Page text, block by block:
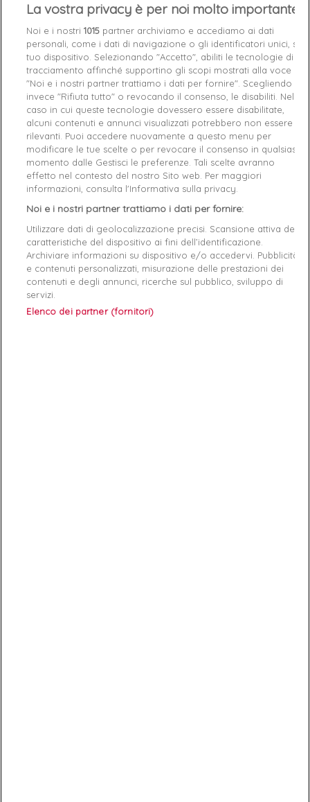
Garanties sécurité (à modifier dans le module
"Réassurance")
Politique de livraison (à modifier dans le module
"Réassurance")
Politique retours (à modifier dans le module
"Réassurance")
Caractéristiques produit
Product Details GPSR
Reference 369223-01 38
Data sheet
Couleur Blanc
La vostra privacy è per noi molto importante
Noi e i nostri1015 partner archiviamo e accediamo ai dati
personali, come i dati di navigazione o gli identificatori unici, sul
tuo dispositivo. Selezionando "Accetto", abiliti le tecnologie di
tracciamento affinché supportino gli scopi mostrati alla voce
"Noi e i nostri partner trattiamo i dati per fornire". Scegliendo
invece "Rifiuta tutto" o revocando il consenso, le disabiliti. Nel
caso in cui queste tecnologie dovessero essere disabilitate,
alcuni contenuti e annunci visualizzati potrebbero non essere
rilevanti. Puoi accedere nuovamente a questo menu per
modificare le tue scelte o per revocare il consenso in qualsiasi
momento dalle Gestisci le preferenze. Tali scelte avranno
effetto nel contesto del nostro Sito web. Per maggiori
informazioni, consulta l'Informativa sulla privacy.
Noi e i nostri partner trattiamo i dati per fornire:
Utilizzare dati di geolocalizzazione precisi. Scansione attiva delle
caratteristiche del dispositivo ai fini dell’identificazione.
Archiviare informazioni su dispositivo e/o accedervi. Pubblicità
e contenuti personalizzati, misurazione delle prestazioni dei
contenuti e degli annunci, ricerche sul pubblico, sviluppo di
servizi.
Elenco dei partner (fornitori)